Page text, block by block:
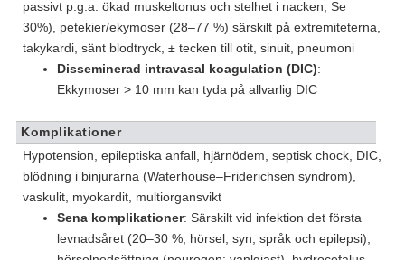
passivt p.g.a. ökad muskeltonus och stelhet i nacken; Se
30%), petekier/ekymoser (28–77 %) särskilt på extremiteterna,
takykardi, sänt blodtryck, ± tecken till otit, sinuit, pneumoni
Disseminerad intravasal koagulation (DIC):
Ekkymoser > 10 mm kan tyda på allvarlig DIC
Komplikationer
Hypotension, epileptiska anfall, hjärnödem, septisk chock, DIC,
blödning i binjurarna (Waterhouse–Friderichsen syndrom),
vaskulit, myokardit, multiorgansvikt
Sena komplikationer: Särskilt vid infektion det första
levnadsåret (20–30 %; hörsel, syn, språk och epilepsi);